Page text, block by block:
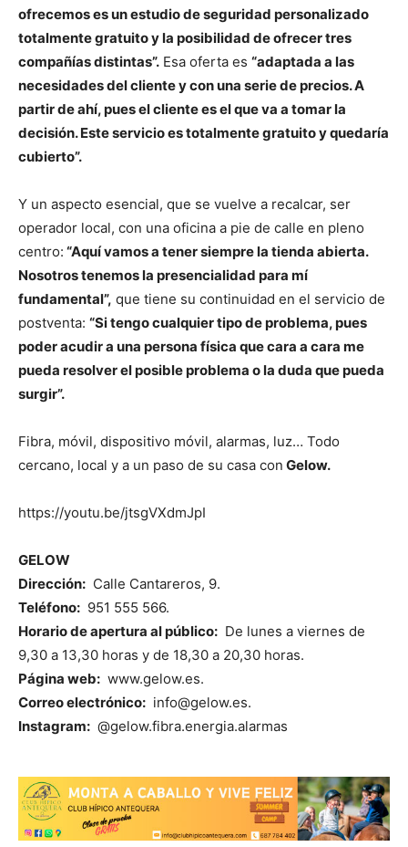
ofrecemos es un estudio de seguridad personalizado
totalmente gratuito y la posibilidad de ofrecer tres
compañías distintas”. Esa oferta es “adaptada a las
necesidades del cliente y con una serie de precios. A
partir de ahí, pues el cliente es el que va a tomar la
decisión. Este servicio es totalmente gratuito y quedaría
cubierto”.
Y un aspecto esencial, que se vuelve a recalcar, ser
operador local, con una oficina a pie de calle en pleno
centro: “Aquí vamos a tener siempre la tienda abierta.
Nosotros tenemos la presencialidad para mí
fundamental”, que tiene su continuidad en el servicio de
postventa: “Si tengo cualquier tipo de problema, pues
poder acudir a una persona física que cara a cara me
pueda resolver el posible problema o la duda que pueda
surgir”.
Fibra, móvil, dispositivo móvil, alarmas, luz… Todo
cercano, local y a un paso de su casa con Gelow.
https://youtu.be/jtsgVXdmJpI
GELOW
Dirección: Calle Cantareros, 9.
Teléfono: 951 555 566.
Horario de apertura al público: De lunes a viernes de
9,30 a 13,30 horas y de 18,30 a 20,30 horas.
Página web: www.gelow.es.
Correo electrónico: info@gelow.es.
Instagram: @gelow.fibra.energia.alarmas